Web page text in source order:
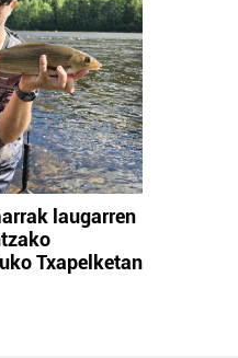
laugarren
Txapelketan